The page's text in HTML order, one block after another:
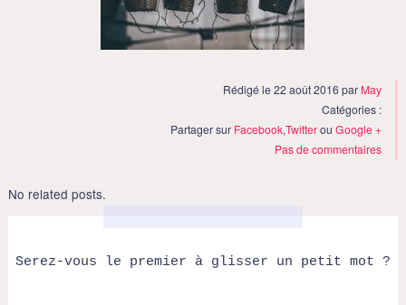
Rédigé le 22 août 2016 par May
Catégories :
Partager sur Facebook,TwitterouGoogle +
Pas de commentaires
No related posts.
Serez-vous le premier à glisser un petit mot ?